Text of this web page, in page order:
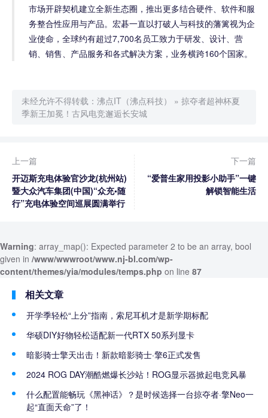
市场开辟契机建立全新生态圈，推出更多结合硬件、软件和服
务整合性应用与产品。宏碁一直以打破人与科技的藩篱视为企
业使命，全球约有超过7,700名员工致力于研发、设计、营
销、销售、产品服务和各式解决方案，业务横跨160个国家。
未经允许不得转载： 沸点IT（沸点科技） » 掠夺者超神杯夏
季新王加冕！古风电竞邂逅长安城
上一篇
开迈斯充电体验官沙龙(杭州站)
暨大众汽车集团(中国)“众充•随
行”充电体验空间巡展圆满举行
下一篇
“爱普生家用投影小助手”一键
解锁智能生活
Warning: array_map(): Expected parameter 2 to be an array, bool
given in /www/wwwroot/www.nj-bl.com/wp-
content/themes/yia/modules/temps.php on line 87
相关文章
开学季轻松“上分”指南，索尼耳机才是新学期标配
华硕DIY好物轻松适配新一代RTX 50系列显卡
暗影骑士擎天出击！新款暗影骑士·擎6正式发售
2024 ROG DAY潮酷燃爆长沙站！ROG显示器掀起电竞风暴
什么配置能畅玩《黑神话》？是时候选择一台掠夺者·擎Neo一
起“直面天命”了！